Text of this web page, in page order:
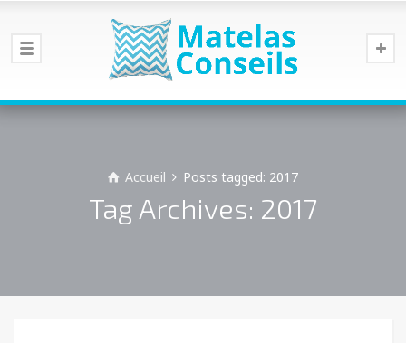
Accueil Posts tagged: 2017
Tag Archives: 2017